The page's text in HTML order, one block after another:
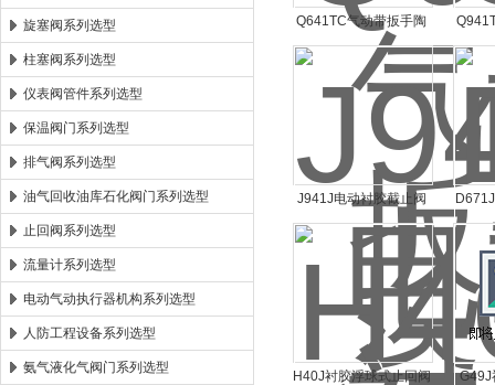
旋塞阀系列选型
柱塞阀系列选型
仪表阀管件系列选型
保温阀门系列选型
排气阀系列选型
油气回收油库石化阀门系列选型
止回阀系列选型
流量计系列选型
电动气动执行器机构系列选型
人防工程设备系列选型
氨气液化气阀门系列选型
Q641TC气动带扳手陶
瓷耐磨球阀Q641TC
J941J电动衬胶截止阀
J941J
H40J衬胶浮球式止回阀
G49J